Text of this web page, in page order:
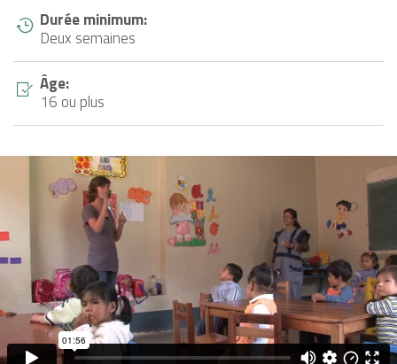
Durée minimum:
Deux semaines
Âge:
16 ou plus